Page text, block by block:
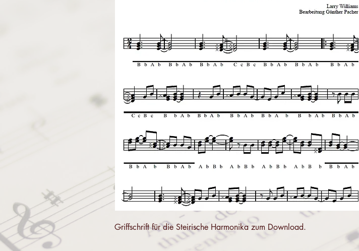
Griffschrift für die Steirische Harmonika zum Download.